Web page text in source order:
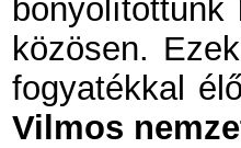
bonyolítottunk
közösen.
fogyatékkal
Vilmos